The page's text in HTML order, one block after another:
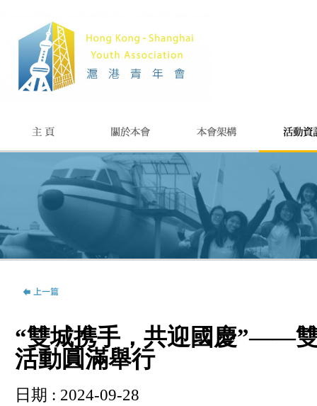
“雙城携手，共迎國慶”——
活動圓滿舉行
日期 : 2024-09-28